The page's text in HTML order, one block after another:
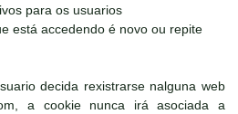
para os usuarios
está accedendo é novo ou repite
decida rexistrarse nalguna web
a cookie nunca irá asociada a